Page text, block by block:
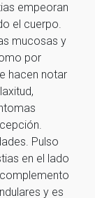
empeoran
el cuerpo.
mucosas y
por
hacen notar
Pulso
en el lado
y es